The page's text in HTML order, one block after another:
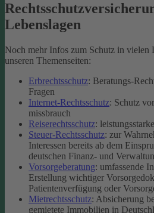
Lebenslagen
Noch mehr Infos zum Schutz in vielen
unseren Themenseiten:
Erbrechtsschutz: Beratungs-
Fragen
Internet-Rechtsschutz: Schutz
missbrauch
Reiserechtsschutz:
Steuer-Rechtsschutz: zur
Interessen bereits ab dem
deutschen Finanz- und
Vorsorgeberatung: umfassende
Erstellung wichtiger
Patientenverfügung oder
Mietrechtsschutz: Absicherung
gemietete Immobilien in